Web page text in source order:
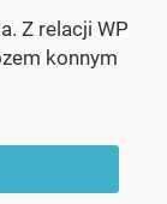
Z relacji WP
konnym